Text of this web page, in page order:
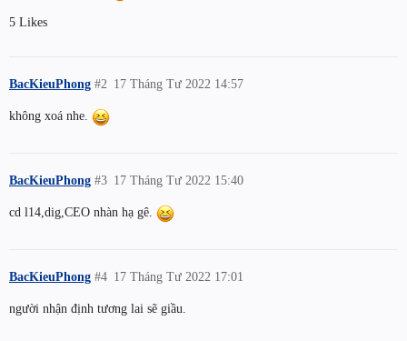
5 Likes
BacKieuPhong 17 Tháng Tư 2022 14:57
#2
không xoá nhe.
BacKieuPhong 17 Tháng Tư 2022 15:40
#3
cd l14,dig,CEO nhàn hạ gê.
BacKieuPhong 17 Tháng Tư 2022 17:01
#4
người nhận định tương lai sẽ giầu.